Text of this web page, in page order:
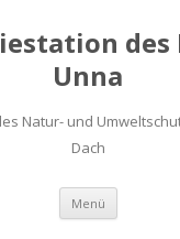
des
Unna
Natur- und
Dach
Menü Zum
springen